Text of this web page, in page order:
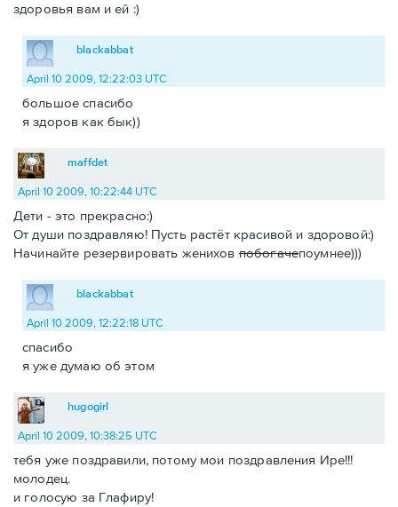
здоровья вам и ей :)
blackabbat
April 10 2009, 12:22:03 UTC
большое спасибо
я здоров как бык))
maffdet
April 10 2009, 10:22:44 UTC
Дети - это прекрасно:)
От души поздравляю! Пусть растёт красивой и здоровой:)
Начинайте резервировать жениховпобогачепоумнее)))
blackabbat
April 10 2009, 12:22:18 UTC
спасибо
я уже думаю об этом
hugogirl
April 10 2009, 10:38:25 UTC
тебя уже поздравили, потому мои поздравления Ире!!!
молодец.
и голосую за Глафиру!